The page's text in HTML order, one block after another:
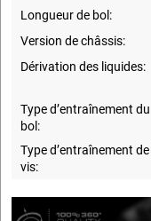
Longueur de bol:
Version de châssis:
Dérivation des liquides:
Type d’entraînement du
bol:
Type d’entraînement de
vis: